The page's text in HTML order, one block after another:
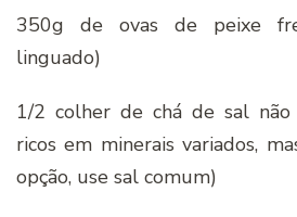
350g de ovas de peixe
linguado)
1/2 colher de chá de sal
ricos em minerais variados,
opção, use sal comum)